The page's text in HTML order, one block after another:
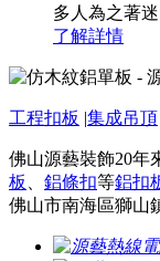
多人為之著
了解詳情
工程扣板 |集成吊頂
佛山源藝裝飾20年
板
鋁條扣等鋁扣
佛山市南海區獅山